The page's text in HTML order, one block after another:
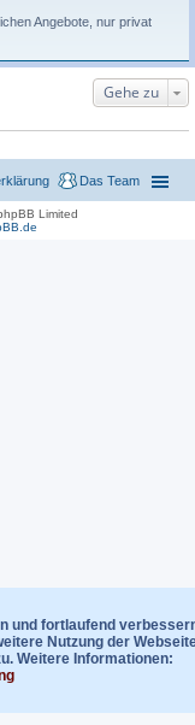
Angebote, nur privat
Gehe zu
und fortlaufend
Nutzung der
Weitere Informationen:
Das Team
Limited